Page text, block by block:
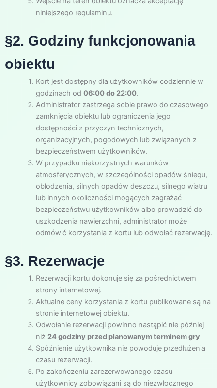
niniejszego regulaminu.
§2. Godziny funkcjonowania
obiektu
Kort jest dostępny dla użytkowników codziennie w
godzinach od 06:00 do 22:00.
Administrator zastrzega sobie prawo do czasowego
zamknięcia obiektu lub ograniczenia jego
dostępności z przyczyn technicznych,
organizacyjnych, pogodowych lub związanych z
bezpieczeństwem użytkowników.
W przypadku niekorzystnych warunków
atmosferycznych, w szczególności opadów śniegu,
oblodzenia, silnych opadów deszczu, silnego wiatru
lub innych okoliczności mogących zagrażać
bezpieczeństwu użytkowników albo prowadzić do
uszkodzenia nawierzchni, administrator może
odmówić korzystania z kortu lub odwołać rezerwację.
§3. Rezerwacje
Rezerwacji kortu dokonuje się za pośrednictwem
strony internetowej.
Aktualne ceny korzystania z kortu publikowane są na
stronie internetowej obiektu.
Odwołanie rezerwacji powinno nastąpić nie później
niż 24 godziny przed planowanym terminem gry.
Spóźnienie użytkownika nie powoduje przedłużenia
czasu rezerwacji.
Po zakończeniu zarezerwowanego czasu
użytkownicy zobowiązani są do niezwłocznego